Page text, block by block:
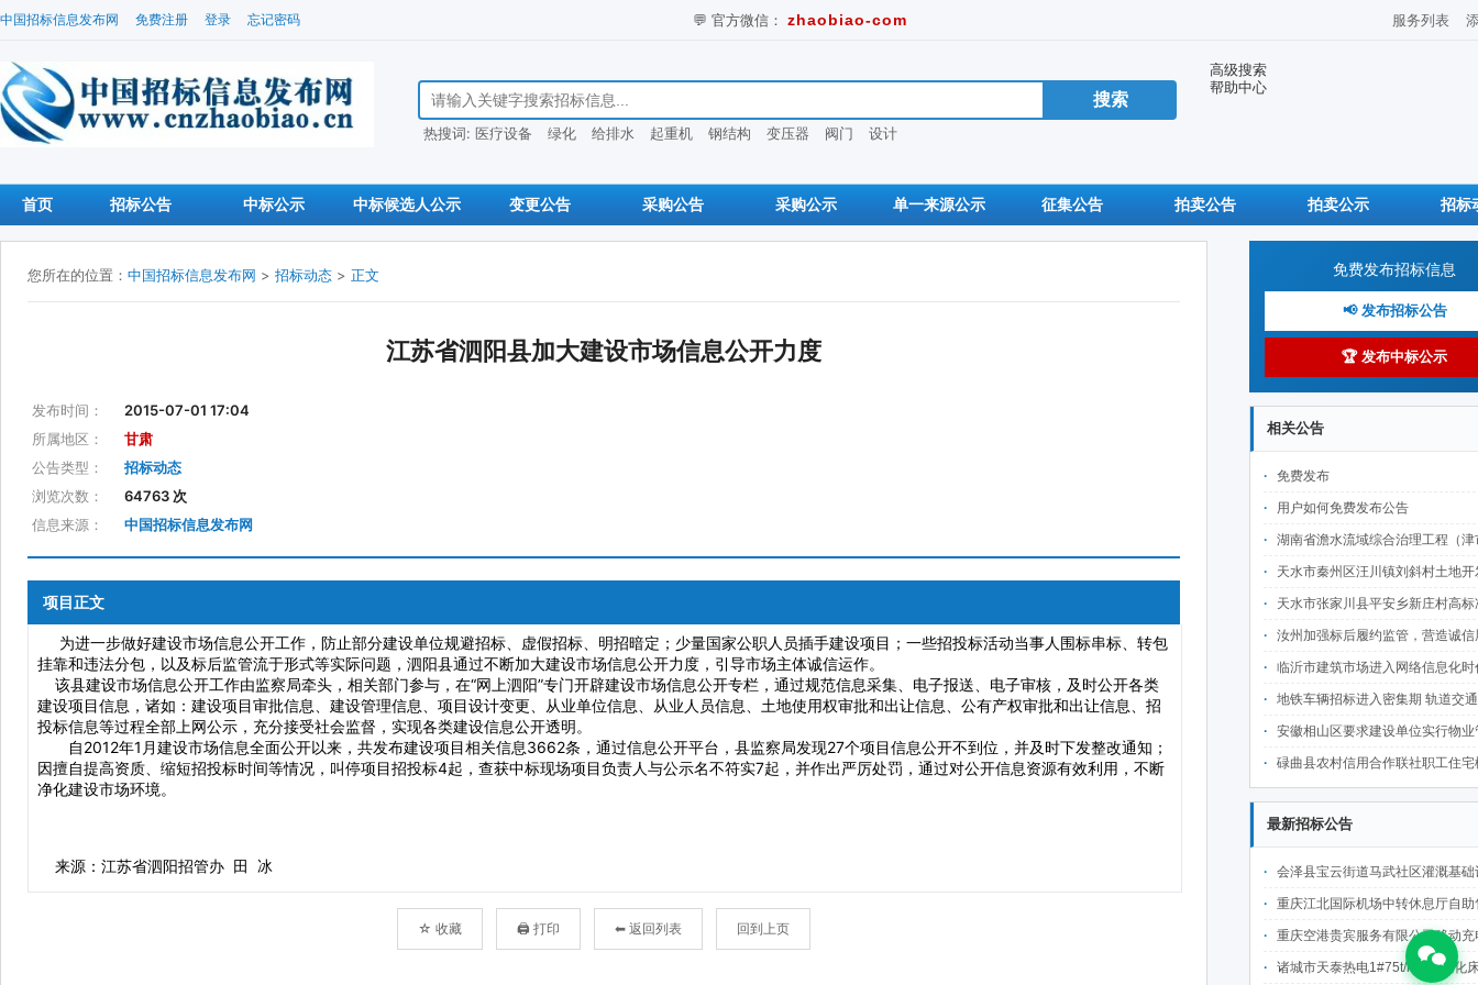
中国招标信息发布网 免费注册 登录 忘记密码 💬 官方微信： zhaobiao-com 服务列表
搜索招标信息
热搜词: 医疗设备 绿化 给排水 起重机 钢结构 变压器 阀门 设计
高级搜索
帮助中心
首页 招标公告 中标公示 中标候选人公示 变更公告 采购公告 采购公示 单一来源公示 征集公告 拍卖公告 拍卖公示 招标
您所在的位置： 中国招标信息发布网 > 招标动态 > 正文
江苏省泗阳县加大建设市场信息公开力度
发布时间：
2015-07-01 17:04
所属地区：
甘肃
公告类型：
招标动态
浏览次数：
64763 次
信息来源：
中国招标信息发布网
项目正文
☆ 收藏 🖨 打印 ⬅ 返回列表 回到上页
免费发布招标信息
📢 发布招标公告
🏆 发布中标公示
相关公告
免费发布
用户如何免费发布公告
湖南省澹水流域综合治理工程（津市段）项目招
天水市秦州区汪川镇刘斜村土地开发整理项目招
天水市张家川县平安乡新庄村高标准基本农田建设项目 招标公
汝州加强标后履约监管，营造诚信履约市
临沂市建筑市场进入网络信息化时代 可网上
地铁车辆招标进入密集期 轨道交通装备业
安徽相山区要求建设单位实行物业管理
碌曲县农村信用合作联社职工住宅楼建设项目工程施工
最新招标公告
会泽县宝云街道马武社区灌溉基础设施水利配套工程-劳务分包公开招
重庆江北国际机场中转休息厅自助售卖机点位公开招
重庆空港贵宾服务有限公司移动充电宝点位资源公开
诸城市天泰热电1#75t/h循环流化床锅炉及配套设施升级改造项目（设计施工一体